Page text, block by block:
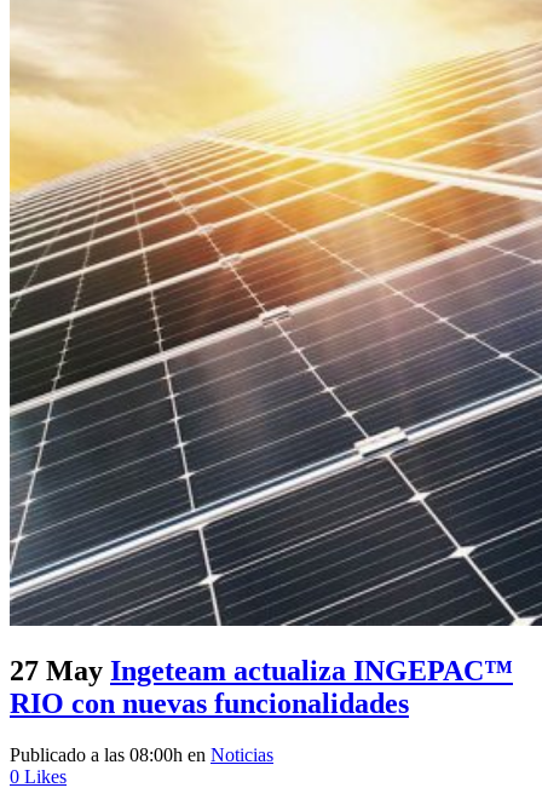
27 May Ingeteam actualiza INGEPAC™
RIO con nuevas funcionalidades
Publicado a las 08:00h en Noticias
0 Likes